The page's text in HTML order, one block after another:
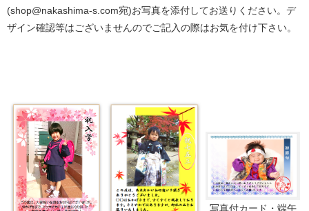
(shop@nakashima-s.com宛)お写真を添付してお送りください。デ
ザイン確認等はございませんのでご記入の際はお気を付け下さい。
写真付カード・端午